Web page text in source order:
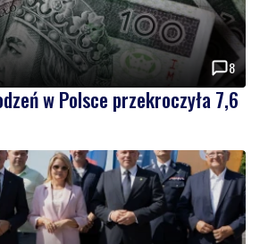
8
w Polsce przekroczyła 7,6